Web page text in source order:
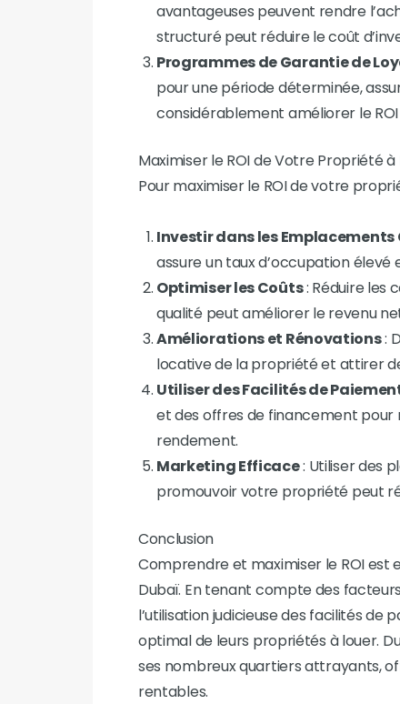
avantageuses peuvent rendre
structuré peut réduire le coût
Programmes de Garantie de
pour une période déterminée,
considérablement améliorer le
Maximiser le ROI de Votre Propriété à
Pour maximiser le ROI de votre
Investir dans les Emplacements
assure un taux d’occupation
Optimiser les Coûts: Réduire les
qualité peut améliorer le revenu
Améliorations et Rénovations:
locative de la propriété et attirer
Utiliser des Facilités de
et des offres de financement pour
rendement.
Marketing Efficace: Utiliser des
promouvoir votre propriété peut
Conclusion
Comprendre et maximiser le ROI est
Dubaï. En tenant compte des
l’utilisation judicieuse des facilités de
optimal de leurs propriétés à louer.
ses nombreux quartiers attrayants,
rentables.